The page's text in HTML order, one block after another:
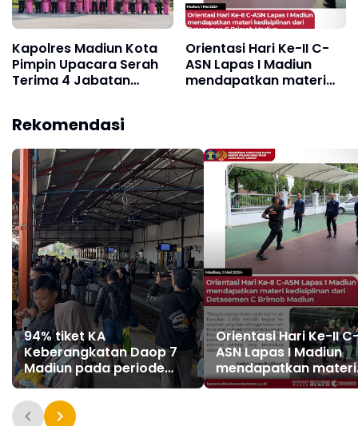
Kapolres Madiun Kota
Pimpin Upacara Serah
Terima 4 Jabatan
Orientasi Hari Ke-II C-
ASN Lapas I Madiun
mendapatkan materi
Rekomendasi
94% tiket KA
Keberangkatan Daop 7
Madiun pada periode
Libur Panjang Kenaikan
Isa Al Masih telah terjual
habis
Orientasi Hari Ke-II
ASN Lapas I Madiun
mendapatkan materi
kedisiplinan dari